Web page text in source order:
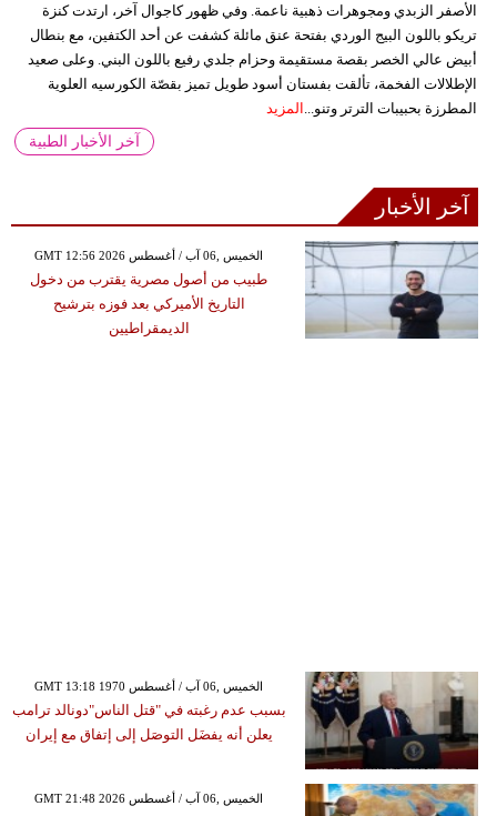
الأصفر الزبدي ومجوهرات ذهبية ناعمة. وفي ظهور كاجوال آخر، ارتدت كنزة
تريكو باللون البيج الوردي بفتحة عنق مائلة كشفت عن أحد الكتفين، مع بنطال
أبيض عالي الخصر بقصة مستقيمة وحزام جلدي رفيع باللون البني. وعلى صعيد
الإطلالات الفخمة، تألقت بفستان أسود طويل تميز بقصّة الكورسيه العلوية
المطرزة بحبيبات الترتر وتنو... المزيد
آخر الأخبار الطبية
آخر الأخبار
GMT 12:56 2026 الخميس ,06 آب / أغسطس
طبيب من أصول مصرية يقترب من دخول
التاريخ الأميركي بعد فوزه بترشيح
الديمقراطيين
GMT 13:18 1970 الخميس ,06 آب / أغسطس
بسبب عدم رغبته في "قتل الناس"دونالد ترامب
يعلن أنه يفضَل التوصَل إلى إتفاق مع إيران
GMT 21:48 2026 الخميس ,06 آب / أغسطس